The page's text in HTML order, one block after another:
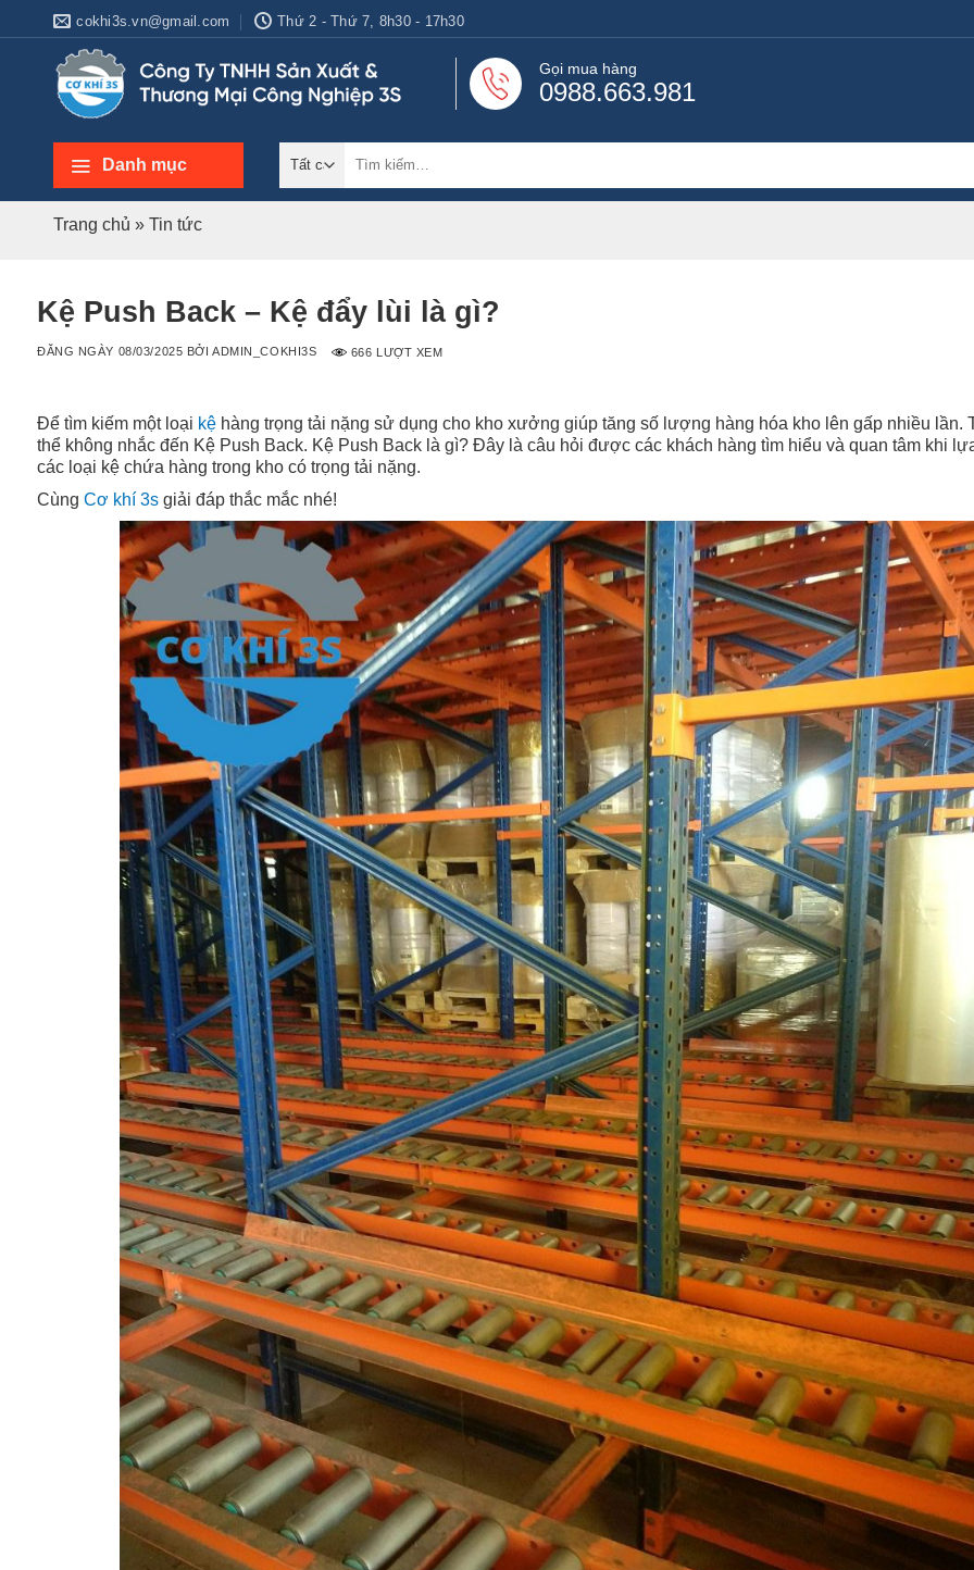
cokhi3s.vn@gmail.com Thứ 2 - Thứ 7, 8h30 - 17h30
Gọi mua hàng
0988.663.981
Danh mục
kiếm:
Trang chủ » Tin tức
Kệ Push Back – Kệ đẩy lùi là gì?
ĐĂNG NGÀY 08/03/2025 BỞIADMIN_COKHI3S 666 LƯỢT XEM
Để tìm kiếm một loại kệ hàng trọng tải nặng sử dụng cho kho xưởng giúp tăng số lượng hàng hóa kho lên gấp nhiều lần.
thể không nhắc đến Kệ Push Back. Kệ Push Back là gì? Đây là câu hỏi được các khách hàng tìm hiểu và quan tâm khi
các loại kệ chứa hàng trong kho có trọng tải nặng.
Cùng Cơ khí 3s giải đáp thắc mắc nhé!